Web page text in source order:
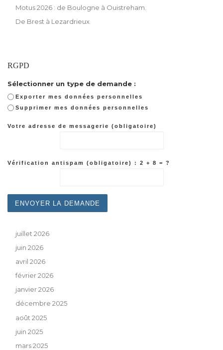
Motus 2026 : de Boulogne à Ouistreham.
De Brest à Lezardrieux
RGPD
Sélectionner un type de demande :
Exporter mes données personnelles
Supprimer mes données personnelles
Votre adresse de messagerie (obligatoire)
Vérification antispam (obligatoire) : 2 + 8 = ?
juillet 2026
juin 2026
avril 2026
février 2026
janvier 2026
décembre 2025
août 2025
juin 2025
mars 2025